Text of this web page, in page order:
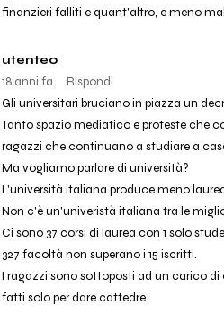
finanzieri falliti e quant'altro, e meno
utente0
18 anni fa
Rispondi
Gli universitari bruciano in piazza un
Tanto spazio mediatico e proteste che
ragazzi che continuano a studiare a
Ma vogliamo parlare di università?
L'università italiana produce meno
Non c'è un'univeristà italiana tra le
Ci sono 37 corsi di laurea con 1 solo
327 facoltà non superano i 15 iscritti.
I ragazzi sono sottoposti ad un carico di
fatti solo per dare cattedre.